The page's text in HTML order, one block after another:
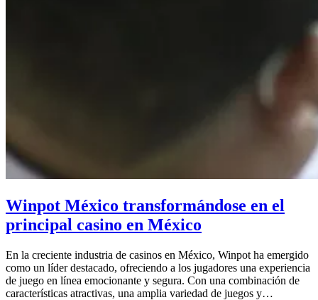
Winpot México transformándose en el
principal casino en México
En la creciente industria de casinos en México, Winpot ha emergido
como un líder destacado, ofreciendo a los jugadores una experiencia
de juego en línea emocionante y segura. Con una combinación de
características atractivas, una amplia variedad de juegos y…